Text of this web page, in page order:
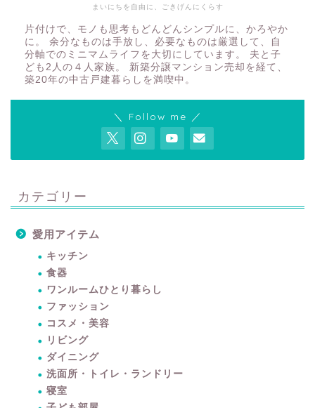
まいにちを自由に、ごきげんにくらす
片付けで、モノも思考もどんどんシンプルに、かろやか
に。 余分なものは手放し、必要なものは厳選して、自
分軸でのミニマムライフを大切にしています。 夫と子
ども2人の４人家族。 新築分譲マンション売却を経て、
築20年の中古戸建暮らしを満喫中。
＼ Follow me ／
カテゴリー
愛用アイテム
キッチン
食器
ワンルームひとり暮らし
ファッション
コスメ・美容
リビング
ダイニング
洗面所・トイレ・ランドリー
寝室